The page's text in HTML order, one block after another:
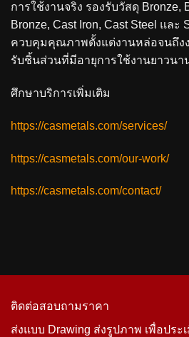
การใช้งานจริง รองรับวัสดุ Bronze,
Bronze, Cast Iron, Cast Steel และ
ควบคุมคุณภาพตั้งแต่งานหล่อจนถึง
รับชิ้นส่วนที่มีอายุการใช้งานยาวน
ศึกษาบริการเพิ่มเติม
https://casmetals.com/services/
https://casmetals.com/our-work/
https://casmetals.com/contact/
ติดต่อสอบถามราคา
ส่งแบบ Drawing ส่งรูปภาพ เพื่อประ